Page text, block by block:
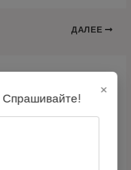
ДАЛЕЕ
×
Спрашивайте!